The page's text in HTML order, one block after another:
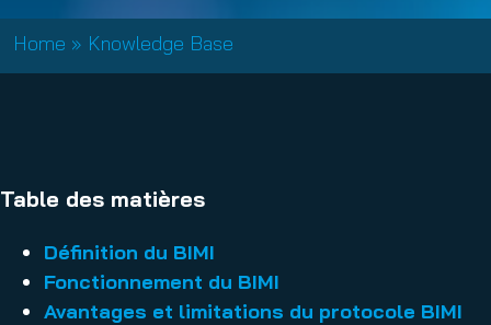
Home » Knowledge Base
Table des matières
Définition du BIMI
Fonctionnement du BIMI
Avantages et limitations du protocole BIMI